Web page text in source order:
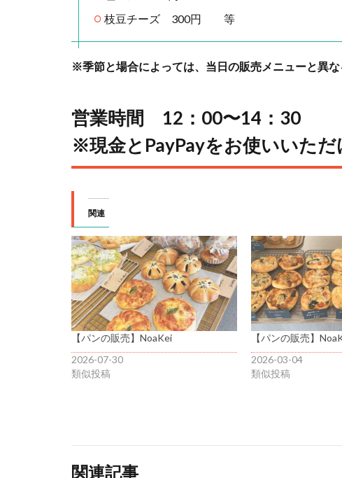
枝豆チーズ 300円 等
※季節と場合によっては、当日の販売メニューと異な
営業時間 12：00〜14：30
※現金とPayPayをお使いいただ
関連
【パンの販売】NoaKei
2026-07-30
類似投稿
【パンの販売】
2026-03-04
類似投稿
関連記事